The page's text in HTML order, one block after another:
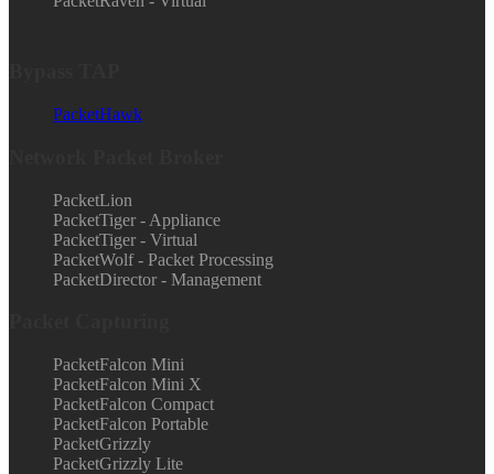
PacketHawk
PacketLion
PacketTiger - Appliance
PacketTiger - Virtual
PacketWolf - Packet Processing
PacketDirector - Management
PacketFalcon Mini
PacketFalcon Mini X
PacketFalcon Compact
PacketFalcon Portable
PacketGrizzly
PacketGrizzly Lite